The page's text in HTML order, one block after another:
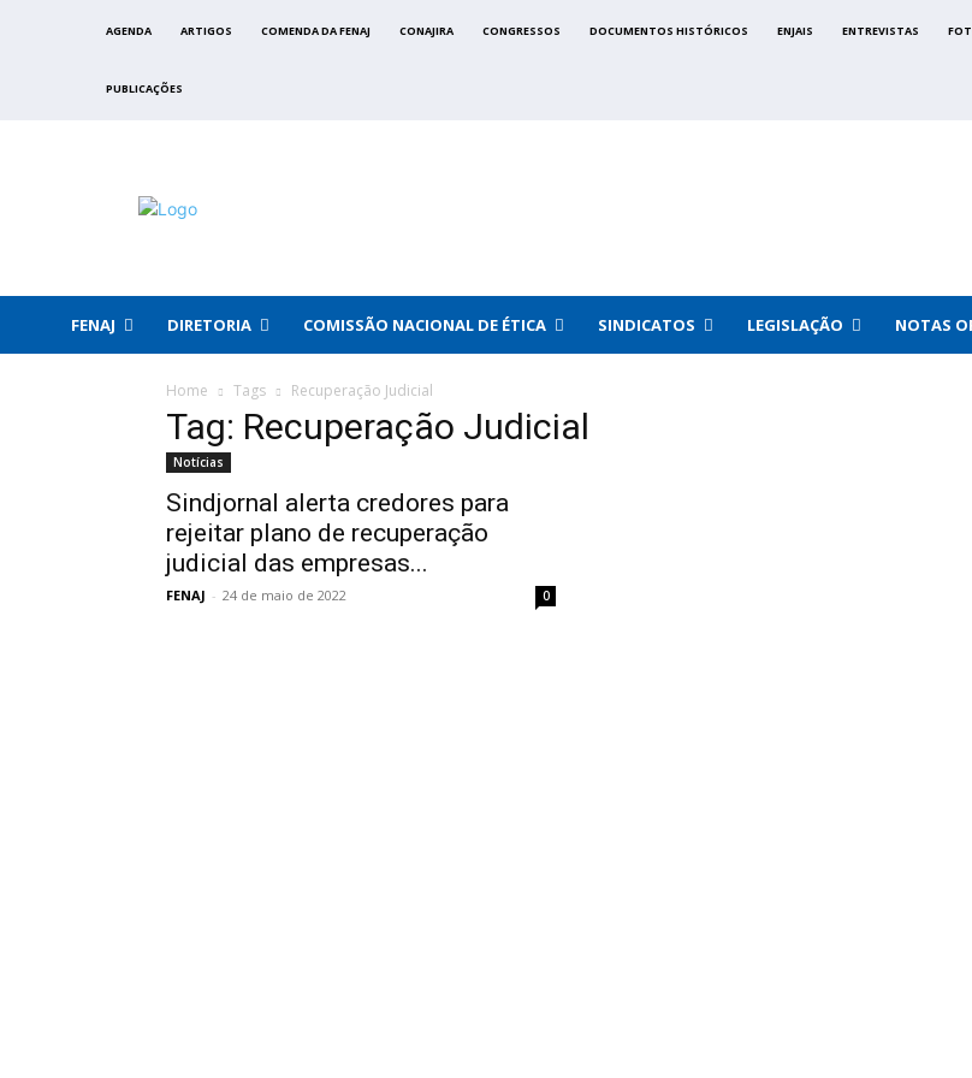
AGENDA ARTIGOS COMENDA DA FENAJ CONAJIRA CONGRESSOS DOCUMENTOS HISTÓRICOS ENJAIS ENTREVISTAS
PUBLICAÇÕES
FENAJ DIRETORIA COMISSÃO NACIONAL DE ÉTICA SINDICATOS LEGISLAÇÃO NOTAS
Home Tags Recuperação Judicial
Tag: Recuperação Judicial
Notícias
Sindjornal alerta credores para
rejeitar plano de recuperação
judicial das empresas...
FENAJ - 24 de maio de 2022 0